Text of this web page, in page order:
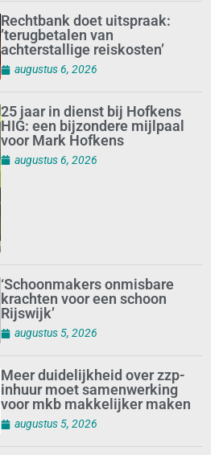
Rechtbank doet uitspraak:
’terugbetalen van
achterstallige reiskosten’
augustus 6, 2026
25 jaar in dienst bij Hofkens
HIG: een bijzondere mijlpaal
voor Mark Hofkens
augustus 6, 2026
‘Schoonmakers onmisbare
krachten voor een schoon
Rijswijk’
augustus 5, 2026
Meer duidelijkheid over zzp-
inhuur moet samenwerking
voor mkb makkelijker maken
augustus 5, 2026